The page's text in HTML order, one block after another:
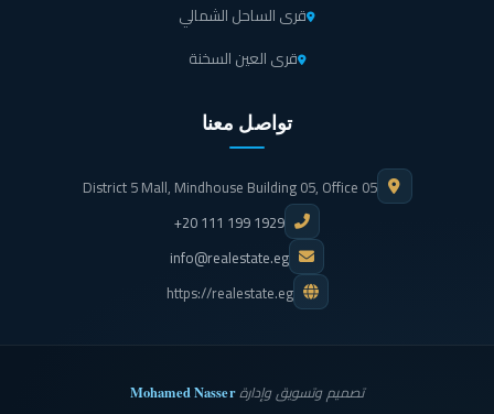
قرى الساحل الشمالي
قرى العين السخنة
تواصل معنا
District 5 Mall, Mindhouse Building 05, Office 05
+20 111 199 1929
info@realestate.eg
https://realestate.eg
تصميم وتسويق وإدارةMohamed Nasser